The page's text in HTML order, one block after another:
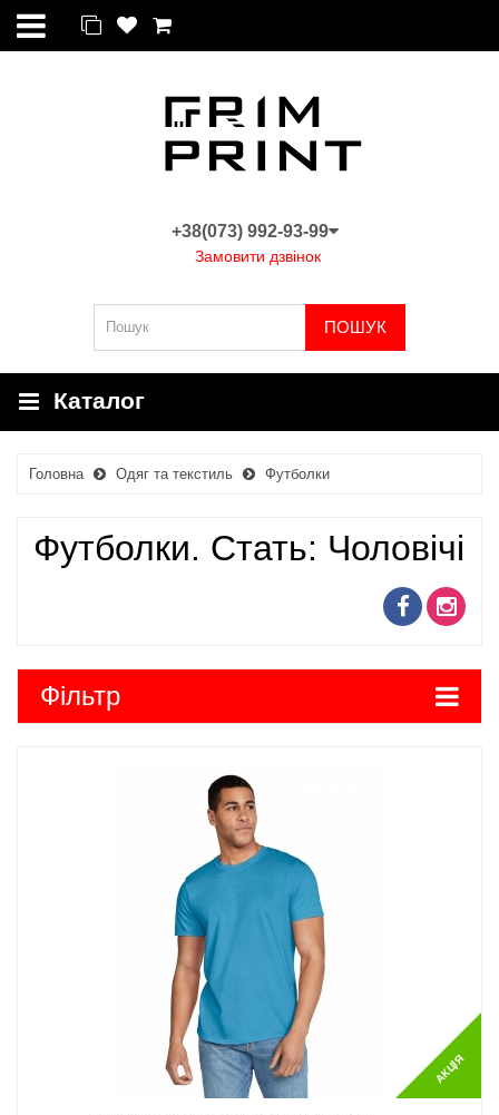
+38(073) 992-93-99
Замовити дзвінок
ПОШУК
Каталог
Головна Одяг та текстиль Футболки
Футболки. Стать: Чоловічі
Фільтр
АКЦІЯ